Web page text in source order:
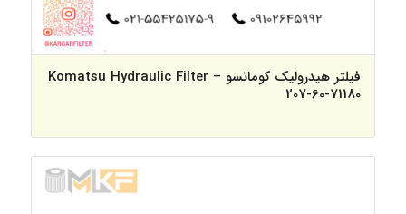
فیلتر هیدرولیک کوماتسو – Komatsu Hydraulic Filter
207-60-71180